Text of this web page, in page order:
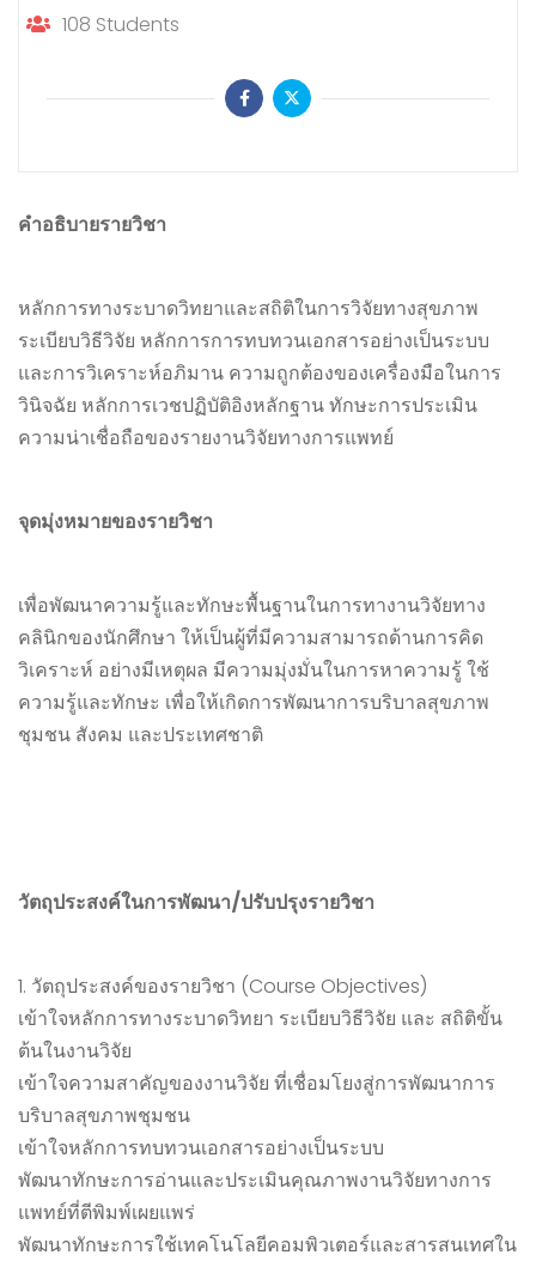
คำอธิบายรายวิชา
หลักการทางระบาดวิทยาและสถิติในการวิจัยทางสุขภาพ
ระเบียบวิธีวิจัย หลักการการทบทวนเอกสารอย่างเป็นระบบ
และการวิเคราะห์อภิมาน ความถูกต้องของเครื่องมือในการ
วินิจฉัย หลักการเวชปฏิบัติอิงหลักฐาน ทักษะการประเมิน
ความน่าเชื่อถือของรายงานวิจัยทางการแพทย์
จุดมุ่งหมายของรายวิชา
เพื่อพัฒนาความรู้และทักษะพื้นฐานในการทางานวิจัยทาง
คลินิกของนักศึกษา ให้เป็นผู้ที่มีความสามารถด้านการคิด
วิเคราะห์ อย่างมีเหตุผล มีความมุ่งมั่นในการหาความรู้ ใช้
ความรู้และทักษะ เพื่อให้เกิดการพัฒนาการบริบาลสุขภาพ
ชุมชน สังคม และประเทศชาติ
วัตถุประสงค์ในการพัฒนา/ปรับปรุงรายวิชา
1. วัตถุประสงค์ของรายวิชา (Course Objectives)
เข้าใจหลักการทางระบาดวิทยา ระเบียบวิธีวิจัย และ สถิติขั้น
ต้นในงานวิจัย
เข้าใจความสาคัญของงานวิจัย ที่เชื่อมโยงสู่การพัฒนาการ
บริบาลสุขภาพชุมชน
เข้าใจหลักการทบทวนเอกสารอย่างเป็นระบบ
พัฒนาทักษะการอ่านและประเมินคุณภาพงานวิจัยทางการ
แพทย์ที่ตีพิมพ์เผยแพร่
พัฒนาทักษะการใช้เทคโนโลยีคอมพิวเตอร์และสารสนเทศใน
108 Students